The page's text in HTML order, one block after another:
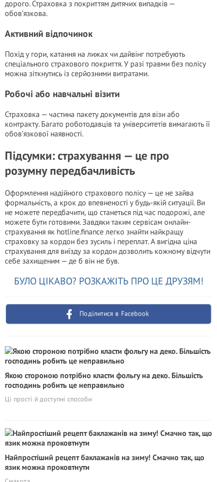
дорого. Страховка з покриттям дитячих випадків —
обов’язкова.
Активний відпочинок
Похід у гори, катання на лижах чи дайвінг потребують
спеціального страхового покриття. У разі травми без полісу
можна зіткнутись із серйозними витратами.
Робочі або навчальні візити
Страховка — частина пакету документів для візи або
контракту. Багато роботодавців та університетів вимагають її
обов’язкової наявності.
Підсумки: страхування — це про
розумну передбачливість
Оформлення надійного страхового полісу — це не зайва
формальність, а крок до впевненості у будь-якій ситуації. Ви
не можете передбачити, що станеться під час подорожі, але
можете бути готовими. Завдяки таким сервісам онлайн-
страхування як hotline.finance легко знайти найкращу
страховку за кордон без зусиль і переплат. А вигідна ціна
страхування для виїзду за кордон дозволить кожному відчути
себе захищеним — де б він не був.
БУЛО ЦІКАВО? РОЗКАЖІТЬ ПРО ЦЕ ДРУЗЯМ!
Поділитися в Facebook
Якою стороною потрібно класти фольгу на деко. Більшість
господинь робить це неправильно
Ці прості й доступні способи
Найпростіший рецепт баклажанів на зиму! Смачно так, що
язик можна проковтнути